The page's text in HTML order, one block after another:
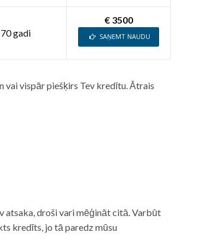
gadi
€ 3500
SAŅEMT NAUDU
vispār piešķirs Tev kredītu. Ātrais
atsaka, droši vari mēģināt citā. Varbūt
kredīts, jo tā paredz mūsu